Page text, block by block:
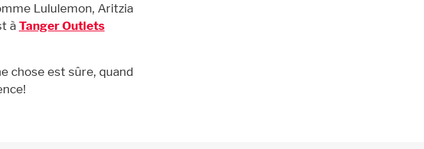
Lululemon, Aritzia
àTanger Outlets
chose est sûre, quand